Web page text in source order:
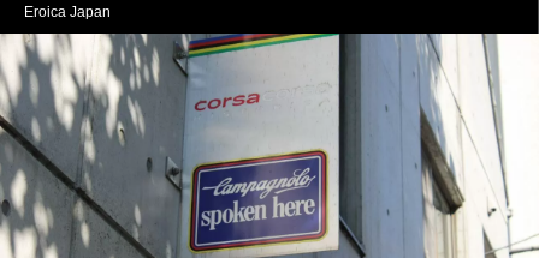
Eroica Japan